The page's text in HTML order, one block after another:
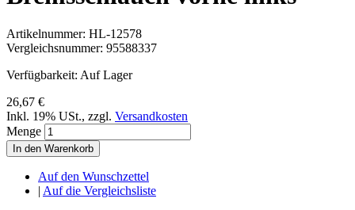
Artikelnummer: HL-12578
Vergleichsnummer: 95588337
Verfügbarkeit: Auf Lager
26,67 €
Inkl. 19% USt., zzgl. Versandkosten
Menge
In den Warenkorb
Auf den Wunschzettel
| Auf die Vergleichsliste